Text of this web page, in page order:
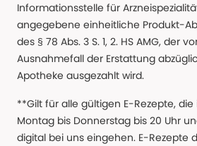
Informationsstelle für
angegebene einheitliche Produkt-
des § 78 Abs. 3 S. 1, 2. HS AMG, der
Ausnahmefall der Erstattung
Apotheke ausgezahlt wird.
**Gilt für alle gültigen E-Rezepte,
Montag bis Donnerstag bis 20 Uhr
digital bei uns eingehen. E-Rezepte